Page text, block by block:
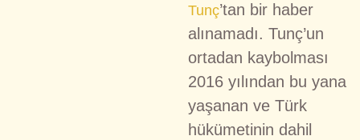
Tunç’tan bir haber
alınamadı. Tunç’un
ortadan kaybolması
2016 yılından bu yana
yaşanan ve Türk
hükümetinin dahil